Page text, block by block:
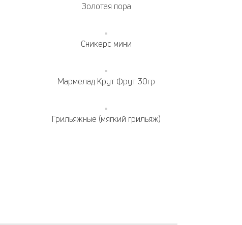
Золотая пора
Сникерс мини
Мармелад Крут Фрут 30гр
Грильяжные (мягкий грильяж)